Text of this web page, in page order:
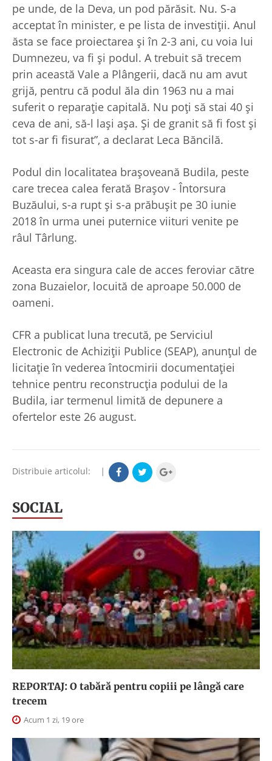
pe unde, de la Deva, un pod părăsit. Nu. S-a
acceptat în minister, e pe lista de investiţii. Anul
ăsta se face proiectarea şi în 2-3 ani, cu voia lui
Dumnezeu, va fi şi podul. A trebuit să trecem
prin această Vale a Plângerii, dacă nu am avut
grijă, pentru că podul ăla din 1963 nu a mai
suferit o reparaţie capitală. Nu poţi să stai 40 şi
ceva de ani, să-l laşi aşa. Şi de granit să fi fost şi
tot s-ar fi fisurat”, a declarat Leca Băncilă.
Podul din localitatea braşoveană Budila, peste
care trecea calea ferată Braşov - Întorsura
Buzăului, s-a rupt şi s-a prăbuşit pe 30 iunie
2018 în urma unei puternice viituri venite pe
râul Târlung.
Aceasta era singura cale de acces feroviar către
zona Buzaielor, locuită de aproape 50.000 de
oameni.
CFR a publicat luna trecută, pe Serviciul
Electronic de Achiziţii Publice (SEAP), anunţul de
licitaţie în vederea întocmirii documentaţiei
tehnice pentru reconstrucţia podului de la
Budila, iar termenul limită de depunere a
ofertelor este 26 august.
Distribuie articolul: |
SOCIAL
REPORTAJ: O tabără pentru copiii pe lângă care
trecem
Acum 1 zi, 19 ore